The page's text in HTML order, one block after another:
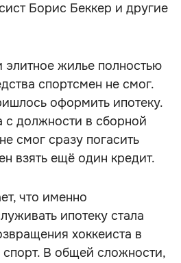
Борис Беккер и другие
жилье полностью
спортсмен не смог.
оформить ипотеку.
с должности в сборной
смог сразу погасить
взять ещё один кредит.
что именно
ипотеку стала
хоккеиста в
В общей сложности,